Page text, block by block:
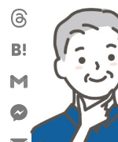
Line
Threads
Hatena
Gmail
Messenger